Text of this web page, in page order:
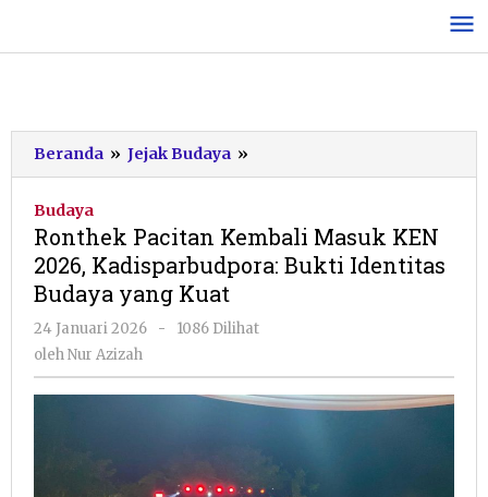
konten
Beranda » Jejak Budaya »
Pacitan
KEN
2026,
Identitas
yang
Kuat
Budaya
Ronthek Pacitan Kembali Masuk KEN
2026, Kadisparbudpora: Bukti Identitas
Budaya yang Kuat
24 Januari 2026
oleh
-
1086 Dilihat
olehNur Azizah